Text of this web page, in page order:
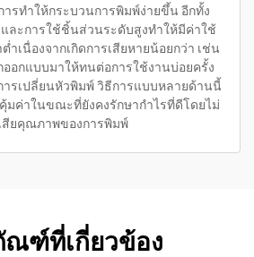
รทำให้กระบวนการพิมพ์ง่ายขึ้น อีกทั้ง
และการใช้ชิ้นส่วนระดับสูงทำให้มีค่าใช้
ำเนื่องจากเกิดการเสียหายน้อยกว่า เช่น
อกแบบมาให้ทนต่อการใช้งานบ่อยครั้ง
ารเปลี่ยนหัวพิมพ์ วิธีการแบบหลายด้านนี้
มค่าในขณะที่ยังคงรักษากำไรที่ดีโดยไม่
สียคุณภาพของการพิมพ์
ณฑ์ที่เกี่ยวข้อง